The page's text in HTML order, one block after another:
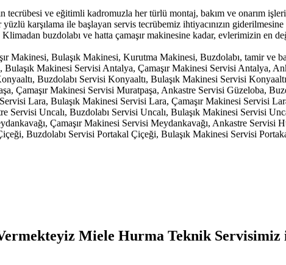
tecrübesi ve eğitimli kadromuzla her türlü montaj, bakım ve onarım
yüzlü karşılama ile başlayan servis tecrübemiz ihtiyacınızın
buzdolabı ve hatta çamaşır makinesine kadar, evlerimizin en
Makinesi, Bulaşık Makinesi, Kurutma Makinesi, Buzdolabı, tamir ve
Makinesi Servisi Antalya, Çamaşır Makinesi Servisi Antalya,
Buzdolabı Servisi Konyaaltı, Bulaşık Makinesi Servisi
Çamaşır Makinesi Servisi Muratpaşa, Ankastre Servisi Güzeloba,
Lara, Bulaşık Makinesi Servisi Lara, Çamaşır Makinesi Servisi
Servisi Uncalı, Buzdolabı Servisi Uncalı, Bulaşık Makinesi Servisi
Çamaşır Makinesi Servisi Meydankavağı, Ankastre Servisi
Buzdolabı Servisi Portakal Çiçeği, Bulaşık Makinesi Servisi
Miele Hurma Teknik